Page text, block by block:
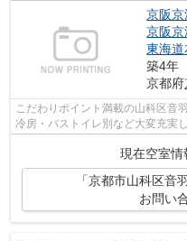
京阪京
京阪京
東海道
築4年
京都府
こだわりポイント満載の山科区音
冷房・バストイレ別など大変充実
現在空室情
「京都市山科区音
お問い